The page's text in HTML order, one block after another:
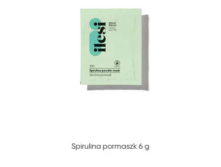
Spirulina pormaszk 6 g